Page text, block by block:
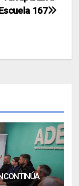
167
CONTINÚA